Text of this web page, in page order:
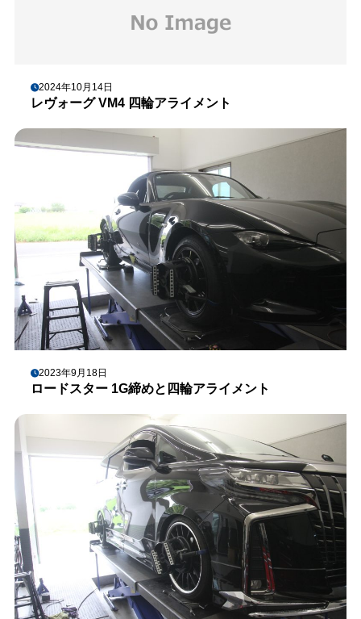
2024年10月14日
レヴォーグ VM4 四輪アライメント
2023年9月18日
ロードスター 1G締めと四輪アライメント